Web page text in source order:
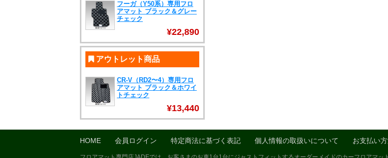
フーガ（Y50系）専用フロ
アマット ブラック＆グレー
チェック
¥22,890
アウトレット商品
CR-V（RD2〜4）専用フロ
アマット ブラック＆ホワイ
トチェック
¥13,440
HOME 会員ログイン 特定商法に基づく表記 個人情報の取扱いについて お支払い